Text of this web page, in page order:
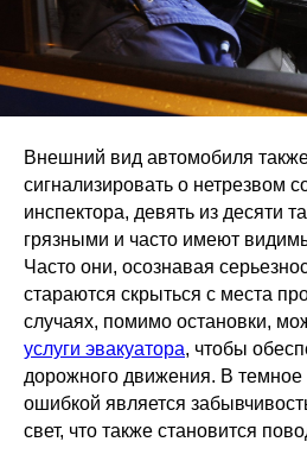
Внешний вид автомобиля
сигнализировать о нетрезвом
инспектора, девять из десяти
грязными и часто имеют
Часто они, осознавая
стараются скрыться с места
случаях, помимо остановки,
услуги эвакуатора, чтобы
дорожного движения. В темное
ошибкой является
свет, что также становится